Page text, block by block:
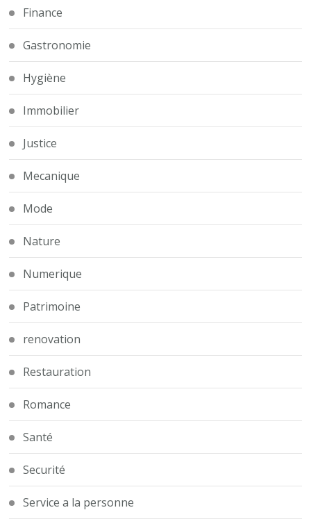
Finance
Gastronomie
Hygiène
Immobilier
Justice
Mecanique
Mode
Nature
Numerique
Patrimoine
renovation
Restauration
Romance
Santé
Securité
Service a la personne